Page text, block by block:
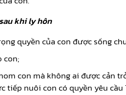
khi ly hôn
quyền của con được sống
con;
con mà không ai được cản
nuôi con có quyền yêu